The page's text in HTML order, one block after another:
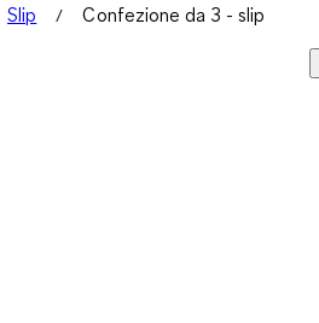
Slip Confezione da 3 - slip